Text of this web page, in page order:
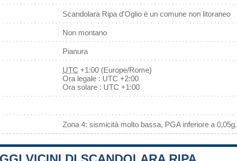
Scandolara Ripa d'Oglio è un comune non litoraneo
Non montano
Pianura
UTC +1:00 (Europe/Rome)
Ora legale : UTC +2:00
Ora solare : UTC +1:00
Zona 4: sismicità molto bassa, PGA inferiore a 0,05g.